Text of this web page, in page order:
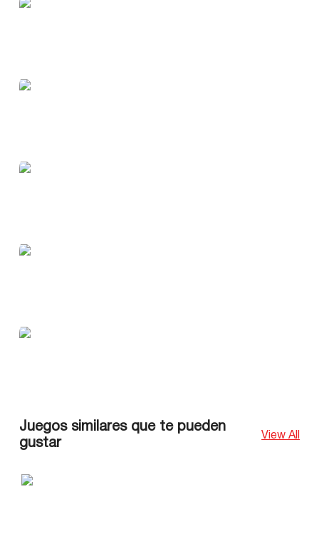
Juegos similares que te pueden
gustar
View All